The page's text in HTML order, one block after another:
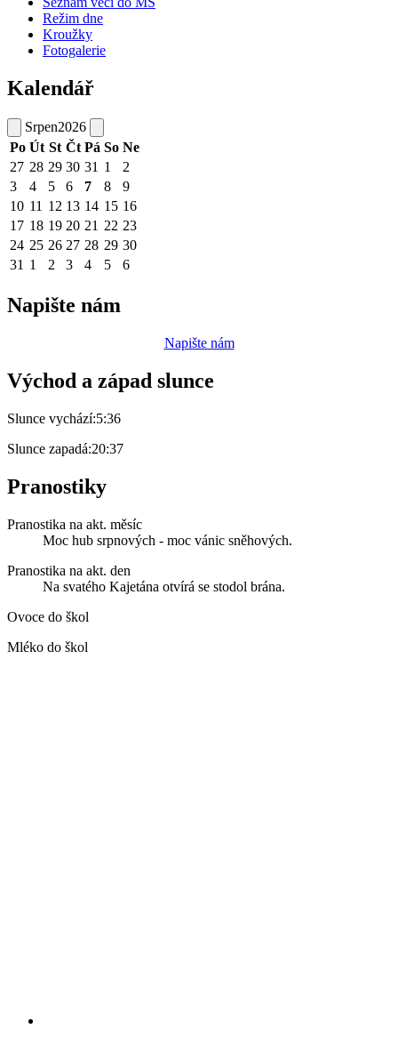
Režim dne
Kroužky
Fotogalerie
Kalendář
Srpen2026
Po Út St Čt Pá So Ne
27 28 29 30 31 1
2
3
4 5 6 7 8
9
10 11 12 13 14 15 16
17 18 19 20 21 22 23
24 25 26 27 28 29 30
31 1 2 3 4 5 6
Napište nám
Napište nám
Východ a západ slunce
Slunce vychází:5:36
Slunce zapadá:20:37
Pranostiky
Pranostika na akt. měsíc
Moc hub srpnových - moc vánic sněhových.
Pranostika na akt. den
Na svatého Kajetána otvírá se stodol brána.
Ovoce do škol
Mléko do škol